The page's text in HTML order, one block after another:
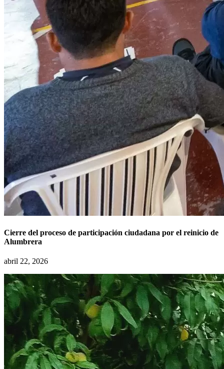
Cierre del proceso de participación ciudadana por el reinicio de
Alumbrera
abril 22, 2026